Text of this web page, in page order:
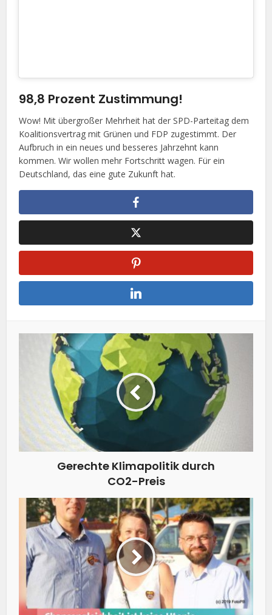
98,8 Prozent Zustimmung!
Wow! Mit übergroßer Mehrheit hat der SPD-Parteitag dem
Koalitionsvertrag mit Grünen und FDP zugestimmt. Der
Aufbruch in ein neues und besseres Jahrzehnt kann
kommen. Wir wollen mehr Fortschritt wagen. Für ein
Deutschland, das eine gute Zukunft hat.
Gerechte Klimapolitik durch
CO2-Preis